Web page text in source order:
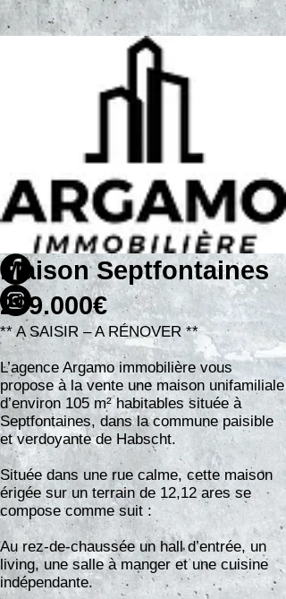
Maison Septfontaines
299.000€
** A SAISIR – A RÉNOVER **
L’agence Argamo immobilière vous
propose à la vente une maison unifamiliale
d’environ 105 m² habitables située à
Septfontaines, dans la commune paisible
et verdoyante de Habscht.
Située dans une rue calme, cette maison
érigée sur un terrain de 12,12 ares se
compose comme suit :
Au rez-de-chaussée un hall d’entrée, un
living, une salle à manger et une cuisine
indépendante.